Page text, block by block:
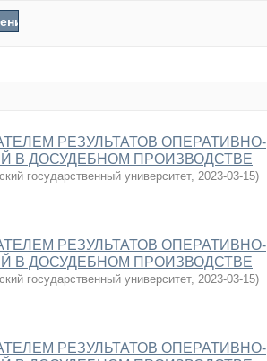
РЕЗУЛЬТАТОВ ОПЕРАТИВНО-
В ДОСУДЕБНОМ ПРОИЗВОДСТВЕ
государственный университет, 2023-03-15)
РЕЗУЛЬТАТОВ ОПЕРАТИВНО-
В ДОСУДЕБНОМ ПРОИЗВОДСТВЕ
государственный университет, 2023-03-15)
РЕЗУЛЬТАТОВ ОПЕРАТИВНО-